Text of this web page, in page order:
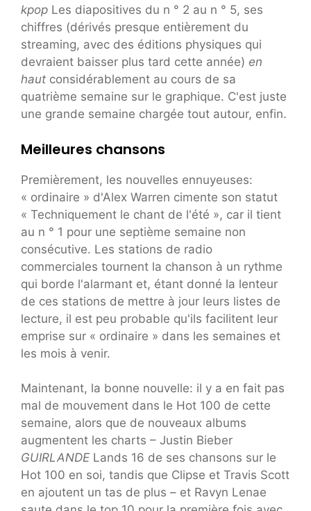
kpop Les diapositives du n ° 2 au n ° 5, ses
chiffres (dérivés presque entièrement du
streaming, avec des éditions physiques qui
devraient baisser plus tard cette année) en
haut considérablement au cours de sa
quatrième semaine sur le graphique. C'est juste
une grande semaine chargée tout autour, enfin.
Meilleures chansons
Premièrement, les nouvelles ennuyeuses:
« ordinaire » d'Alex Warren cimente son statut
« Techniquement le chant de l'été », car il tient
au n ° 1 pour une septième semaine non
consécutive. Les stations de radio
commerciales tournent la chanson à un rythme
qui borde l'alarmant et, étant donné la lenteur
de ces stations de mettre à jour leurs listes de
lecture, il est peu probable qu'ils facilitent leur
emprise sur « ordinaire » dans les semaines et
les mois à venir.
Maintenant, la bonne nouvelle: il y a en fait pas
mal de mouvement dans le Hot 100 de cette
semaine, alors que de nouveaux albums
augmentent les charts – Justin Bieber
GUIRLANDE Lands 16 de ses chansons sur le
Hot 100 en soi, tandis que Clipse et Travis Scott
en ajoutent un tas de plus – et Ravyn Lenae